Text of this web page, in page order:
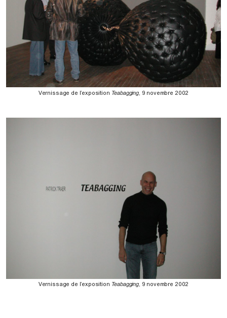
Vernissage de l’exposition Teabagging, 9 novembre 2002
Vernissage de l’exposition Teabagging, 9 novembre 2002